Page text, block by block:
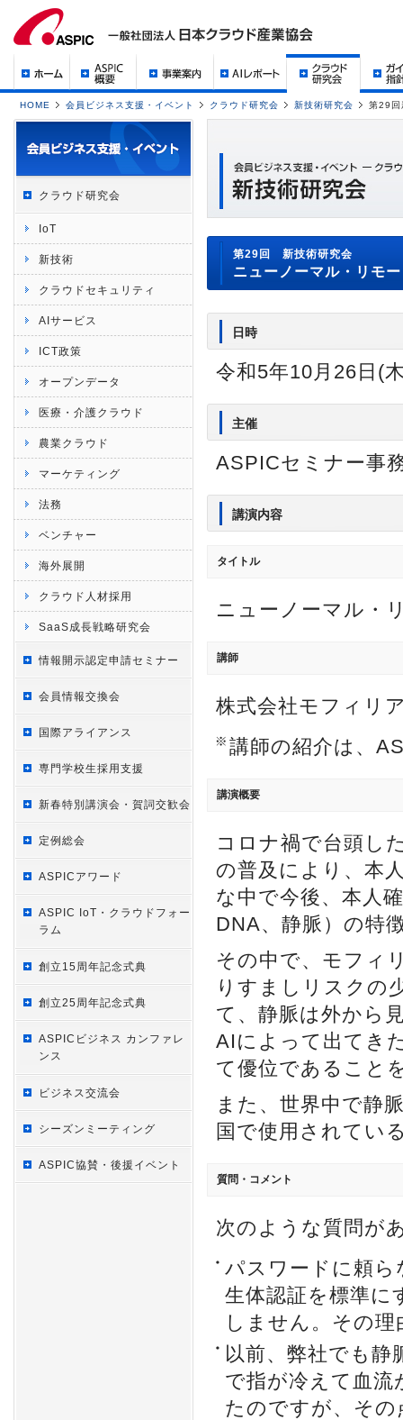
HOME 会員ビジネス支援・イベント クラウド研究会 新技術研究会 第29回
クラウド研究会
IoT
新技術
クラウドセキュリティ
AIサービス
ICT政策
オープンデータ
医療・介護クラウド
農業クラウド
マーケティング
法務
ベンチャー
海外展開
クラウド人材採用
SaaS成長戦略研究会
情報開示認定申請セミナー
会員情報交換会
国際アライアンス
専門学校生採用支援
新春特別講演会・賀詞交歓会
定例総会
ASPICアワード
ASPIC IoT・クラウドフォー
ラム
創立15周年記念式典
創立25周年記念式典
ASPICビジネス カンファレ
ンス
ビジネス交流会
シーズンミーティング
ASPIC協賛・後援イベント
第29回 新技術研究会
ニューノーマル・リモ
日時
令和5年10月26日(
主催
ASPICセミナー事
講演内容
タイトル
ニューノーマル・
講師
株式会社モフィリ
講師の紹介は、
講演概要
コロナ禍で台頭し
の普及により、本
な中で今後、本人
DNA、静脈）の特
その中で、モフィ
りすましリスクの
て、静脈は外から
AIによって出てき
て優位であること
また、世界中で静
国で使用されてい
質問・コメント
次のような質問が
パスワードに頼ら
生体認証を標準に
しません。その
以前、弊社でも静
で指が冷えて血流
たのですが、そ